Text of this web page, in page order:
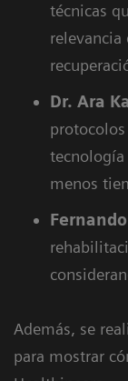
técnicas
relevancia
Dr. Ara
menos
Además, se
para mostrar